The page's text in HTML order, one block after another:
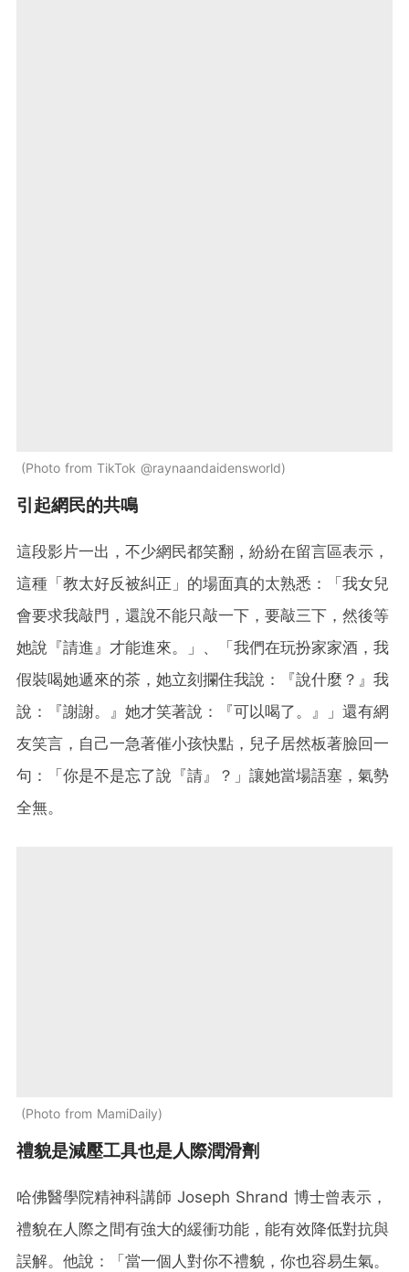
Photo from TikTok @raynaandaidensworld
引起網民的共鳴
這段影片一出，不少網民都笑翻，紛紛在留言區表示，
這種「教太好反被糾正」的場面真的太熟悉：「我女兒
會要求我敲門，還說不能只敲一下，要敲三下，然後等
她說『請進』才能進來。」、「我們在玩扮家家酒，我
假裝喝她遞來的茶，她立刻攔住我說：『說什麼？』我
說：『謝謝。』她才笑著說：『可以喝了。』」還有網
友笑言，自己一急著催小孩快點，兒子居然板著臉回一
句：「你是不是忘了說『請』？」讓她當場語塞，氣勢
全無。
Photo from MamiDaily
禮貌是減壓工具也是人際潤滑劑
哈佛醫學院精神科講師 Joseph Shrand 博士曾表示，
禮貌在人際之間有強大的緩衝功能，能有效降低對抗與
誤解。他說：「當一個人對你不禮貌，你也容易生氣。